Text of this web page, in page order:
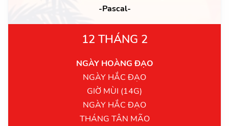
-Pascal-
12 THÁNG 2
NGÀY HOÀNG ĐẠO
NGÀY HẮC ĐẠO
GIỜ MÙI (14G)
NGÀY HẮC ĐẠO
THÁNG TÂN MÃO